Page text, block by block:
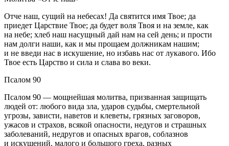
Отче наш, сущий на небесах! Да святится имя Твое; да
приедет Царствие Твое; да будет воля Твоя и на земле, как
на небе; хлеб наш насущный дай нам на сей день; и прости
нам долги наши, как и мы прощаем должникам нашим;
и не введи нас в искушение, но избавь нас от лукавого. Ибо
Твое есть Царство и сила и слава во веки.
Псалом 90
Псалом 90 — мощнейшая молитва, призванная защищать
людей от: любого вида зла, ударов судьбы, смертельной
угрозы, зависти, наветов и клеветы, грязных заговоров,
ужасов и страхов, всякой опасности, недугов и страшных
заболеваний, недругов и опасных врагов, соблазнов
и искушений, малого и большого греха, разных